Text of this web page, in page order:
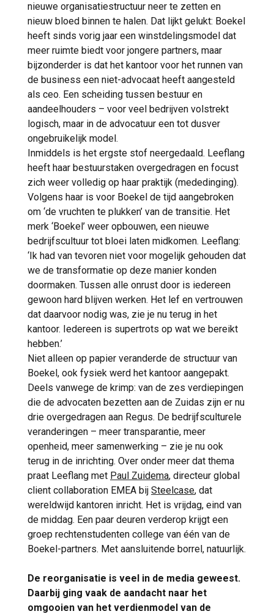
nieuwe organisatiestructuur neer te zetten en
nieuw bloed binnen te halen. Dat lijkt gelukt: Boekel
heeft sinds vorig jaar een winstdelingsmodel dat
meer ruimte biedt voor jongere partners, maar
bijzonderder is dat het kantoor voor het runnen van
de business een niet-advocaat heeft aangesteld
als ceo. Een scheiding tussen bestuur en
aandeelhouders – voor veel bedrijven volstrekt
logisch, maar in de advocatuur een tot dusver
ongebruikelijk model.
Inmiddels is het ergste stof neergedaald. Leeflang
heeft haar bestuurstaken overgedragen en focust
zich weer volledig op haar praktijk (mededinging).
Volgens haar is voor Boekel de tijd aangebroken
om ‘de vruchten te plukken’ van de transitie. Het
merk ‘Boekel’ weer opbouwen, een nieuwe
bedrijfscultuur tot bloei laten midkomen. Leeflang:
‘Ik had van tevoren niet voor mogelijk gehouden dat
we de transformatie op deze manier konden
doormaken. Tussen alle onrust door is iedereen
gewoon hard blijven werken. Het lef en vertrouwen
dat daarvoor nodig was, zie je nu terug in het
kantoor. Iedereen is supertrots op wat we bereikt
hebben.’
Niet alleen op papier veranderde de structuur van
Boekel, ook fysiek werd het kantoor aangepakt.
Deels vanwege de krimp: van de zes verdiepingen
die de advocaten bezetten aan de Zuidas zijn er nu
drie overgedragen aan Regus. De bedrijfsculturele
veranderingen – meer transparantie, meer
openheid, meer samenwerking – zie je nu ook
terug in de inrichting. Over onder meer dat thema
praat Leeflang met Paul Zuidema, directeur global
client collaboration EMEA bij Steelcase, dat
wereldwijd kantoren inricht. Het is vrijdag, eind van
de middag. Een paar deuren verderop krijgt een
groep rechtenstudenten college van één van de
Boekel-partners. Met aansluitende borrel, natuurlijk.
De reorganisatie is veel in de media geweest.
Daarbij ging vaak de aandacht naar het
omgooien van het verdienmodel van de